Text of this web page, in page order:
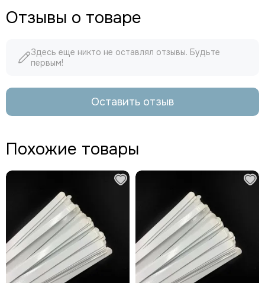
Отзывы о товаре
Здесь еще никто не оставлял отзывы. Будьте
первым!
Оставить отзыв
Похожие товары